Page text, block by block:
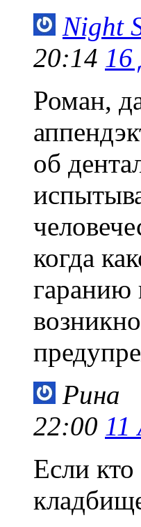
Night
20:14 16
Роман,
об
когда
гаранию
Рина
22:00 11
Если